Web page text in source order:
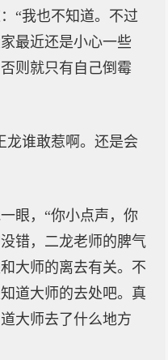
“我也不知道。不过
最近还是小心一些
则就只有自己倒霉
龙谁敢惹啊。还是会
眼，“你小点声，你
错，二龙老师的脾气
大师的离去有关。不
道大师的去处吧。真
大师去了什么地方